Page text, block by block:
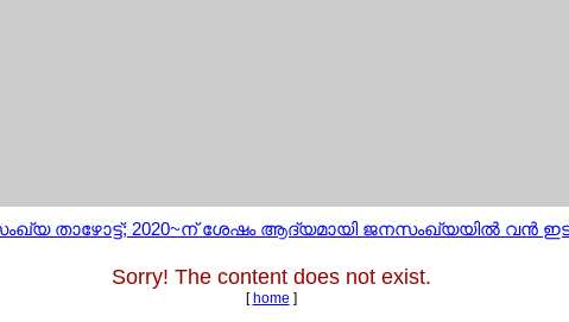
താഴോട്ട്; 2020~ന് ശേഷം ആദ്യമായി ജനസംഖ്യയില്‍ വന്‍
Sorry! The content does not exist.
[ home ]